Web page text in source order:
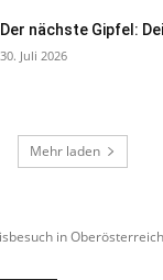
Der nächste Gipfel:
30. Juli 2026
Mehr laden